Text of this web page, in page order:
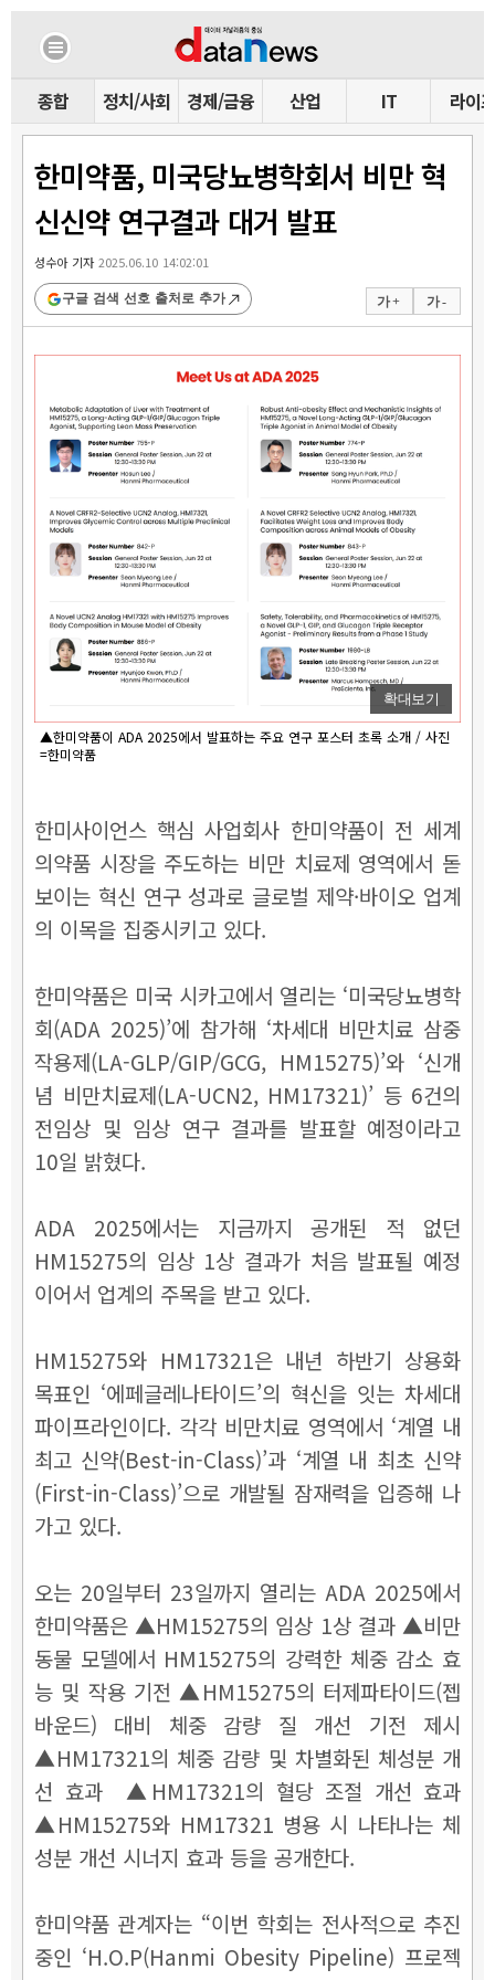
종합 정치/사회 경제/금융 산업 IT 라이프
한미약품, 미국당뇨병학회서 비만 혁
신신약 연구결과 대거 발표
성수아 기자2025.06.10 14:02:01
가 + 가 -
구글 검색 선호 출처로 추가
확대보기
▲한미약품이 ADA 2025에서 발표하는 주요 연구 포스터 초록 소개 / 사진
=한미약품
한미사이언스 핵심 사업회사 한미약품이 전 세계
의약품 시장을 주도하는 비만 치료제 영역에서 돋
보이는 혁신 연구 성과로 글로벌 제약·바이오 업계
의 이목을 집중시키고 있다.
한미약품은 미국 시카고에서 열리는 ‘미국당뇨병학
회(ADA 2025)’에 참가해 ‘차세대 비만치료 삼중
작용제(LA-GLP/GIP/GCG, HM15275)’와 ‘신개
념 비만치료제(LA-UCN2, HM17321)’ 등 6건의
전임상 및 임상 연구 결과를 발표할 예정이라고
10일 밝혔다.
ADA 2025에서는 지금까지 공개된 적 없던
HM15275의 임상 1상 결과가 처음 발표될 예정
이어서 업계의 주목을 받고 있다.
HM15275와 HM17321은 내년 하반기 상용화
목표인 ‘에페글레나타이드’의 혁신을 잇는 차세대
파이프라인이다. 각각 비만치료 영역에서 ‘계열 내
최고 신약(Best-in-Class)’과 ‘계열 내 최초 신약
(First-in-Class)’으로 개발될 잠재력을 입증해 나
가고 있다.
오는 20일부터 23일까지 열리는 ADA 2025에서
한미약품은 ▲HM15275의 임상 1상 결과 ▲비만
동물 모델에서 HM15275의 강력한 체중 감소 효
능 및 작용 기전 ▲HM15275의 터제파타이드(젭
바운드) 대비 체중 감량 질 개선 기전 제시
▲HM17321의 체중 감량 및 차별화된 체성분 개
선 효과 ▲HM17321의 혈당 조절 개선 효과
▲HM15275와 HM17321 병용 시 나타나는 체
성분 개선 시너지 효과 등을 공개한다.
한미약품 관계자는 “이번 학회는 전사적으로 추진
중인 ‘H.O.P(Hanmi Obesity Pipeline) 프로젝